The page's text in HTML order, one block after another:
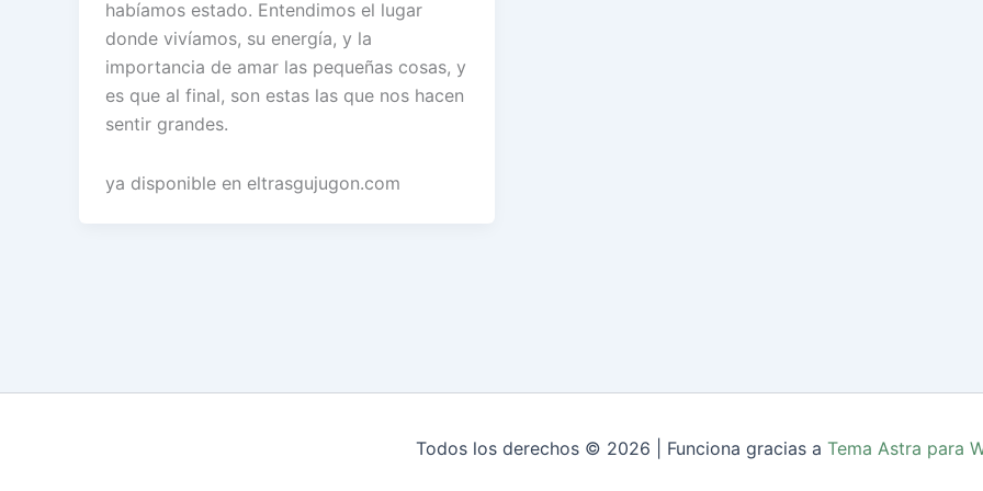
habíamos estado. Entendimos el lugar
donde vivíamos, su energía, y la
importancia de amar las pequeñas cosas, y
es que al final, son estas las que nos hacen
sentir grandes.
ya disponible en eltrasgujugon.com
Todos los derechos © 2026 | Funciona gracias a Tema Astra para